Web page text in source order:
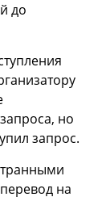
до
но
запрос.
на